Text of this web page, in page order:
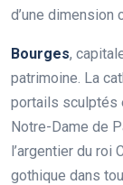
d’une dimension
Bourges,
patrimoine. La
portails sculptés
Notre-Dame de
l’argentier du roi
gothique dans